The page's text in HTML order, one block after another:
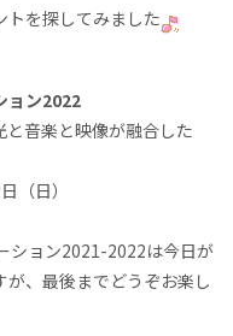
トを探してみました
ョン2022
音楽と映像が融合した
（日）